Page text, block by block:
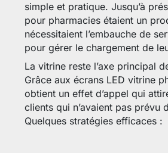
simple et pratique. Jusqu’à
pour pharmacies étaient un
nécessitaient l’embauche de
pour gérer le chargement de
La vitrine reste l’axe principal
Grâce aux écrans LED vitrine
obtient un effet d’appel qui
clients qui n’avaient pas prévu
Quelques stratégies efficaces :